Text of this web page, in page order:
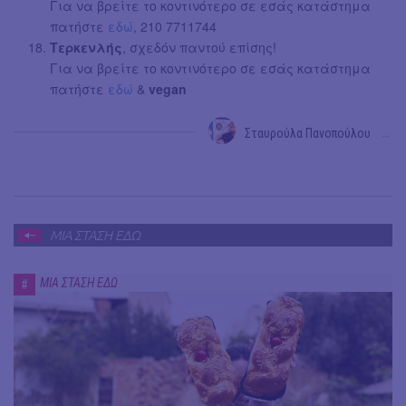
Για να βρείτε το κοντινότερο σε εσάς κατάστημα
πατήστε εδώ, 210 7711744
Τερκενλής, σχεδόν παντού επίσης!
Για να βρείτε το κοντινότερο σε εσάς κατάστημα
πατήστε εδώ & vegan
Σταυρούλα Πανοπούλου
ΜΙΑ ΣΤΑΣΗ ΕΔΩ
# ΜΙΑ ΣΤΑΣΗ ΕΔΩ